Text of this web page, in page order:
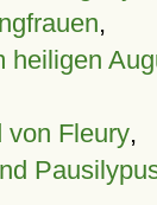
,
heiligen
von Fleury,